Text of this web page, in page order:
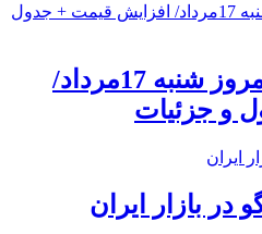
قیمت طلای 18عیار امروز شنبه 17مرداد/
و جزئیات
در بازار ایران